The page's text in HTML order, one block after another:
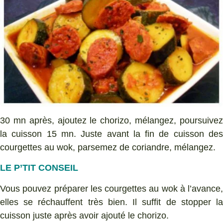
30 mn après, ajoutez le chorizo, mélangez, poursuivez
la cuisson 15 mn. Juste avant la fin de cuisson des
courgettes au wok, parsemez de coriandre, mélangez.
LE P’TIT CONSEIL
Vous pouvez préparer les courgettes au wok à l’avance,
elles se réchauffent très bien. Il suffit de stopper la
cuisson juste après avoir ajouté le chorizo.